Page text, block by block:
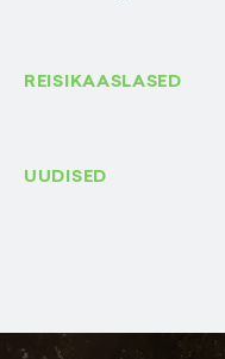
REISIKAASLASED
UUDISED